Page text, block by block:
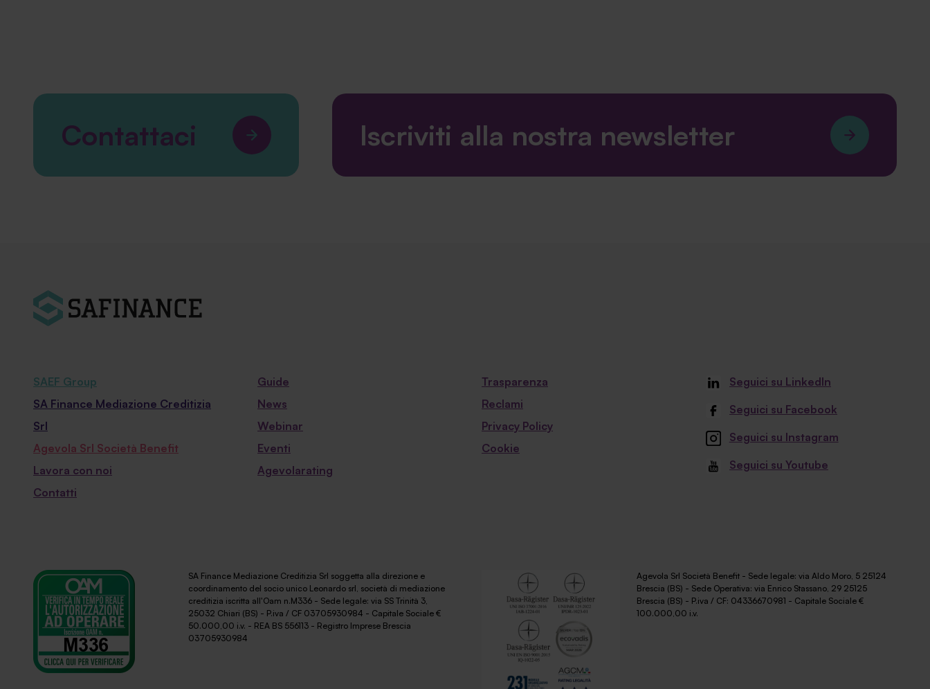
Contattaci Iscriviti alla nostra newsletter
SAEF Group
SA Finance Mediazione Creditizia
Srl
Agevola Srl Società Benefit
Lavora con noi
Contatti
Guide
News
Webinar
Eventi
Agevolarating
Trasparenza
Reclami
Privacy Policy
Cookie
Seguici su LinkedIn
Seguici su Facebook
Seguici su Instagram
Seguici su Youtube
SA Finance Mediazione Creditizia Srl soggetta alla direzione e
coordinamento del socio unico Leonardo srl, società di mediazione
creditizia iscritta all'Oam n.M336 - Sede legale: via SS Trinità 3,
25032 Chiari (BS) - P.iva / CF 03705930984 - Capitale Sociale €
50.000,00 i.v. - REA BS 556113 - Registro Imprese Brescia
03705930984
Agevola Srl Società Benefit - Sede legale: via Aldo Moro, 5 25124
Brescia (BS) - Sede Operativa: via Enrico Stassano, 29 25125
Brescia (BS) - P.iva / CF: 04336670981 - Capitale Sociale €
100.000,00 i.v.